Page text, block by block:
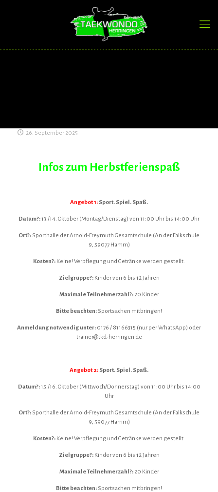
26. September 2025
Infos zum Herbstferienspaß
Angebot 1: Sport. Spiel. Spaß.
Datum?:13./14. Oktober (Montag/Dienstag) von 11:00 Uhr bis 14:00 Uhr
Ort?: Sporthalle der Arnold-Freymuth Gesamtschule (An der Falkschule
9, 59077 Hamm)
Kosten?: Keine! Verpflegung und Getränke werden gestellt.
Zielgruppe?:Kinder von 6 bis 12 Jahren
Maximale Teilnehmerzahl?:20 Kinder
Bitte beachten: Sportsachen mitbringen!
Anmeldung notwendig unter: 0176 / 81166315 (nur per WhatsApp) oder
trainer@tkd-herringen.de
Angebot 2: Sport. Spiel. Spaß.
Datum?:15./16. Oktober (Mittwoch/Donnerstag) von 11:00 Uhr bis 14:00
Uhr
Ort?: Sporthalle der Arnold-Freymuth Gesamtschule (An der Falkschule
9, 59077 Hamm)
Kosten?: Keine! Verpflegung und Getränke werden gestellt.
Zielgruppe?:Kinder von 6 bis 12 Jahren
Maximale Teilnehmerzahl?:20 Kinder
Bitte beachten: Sportsachen mitbringen!